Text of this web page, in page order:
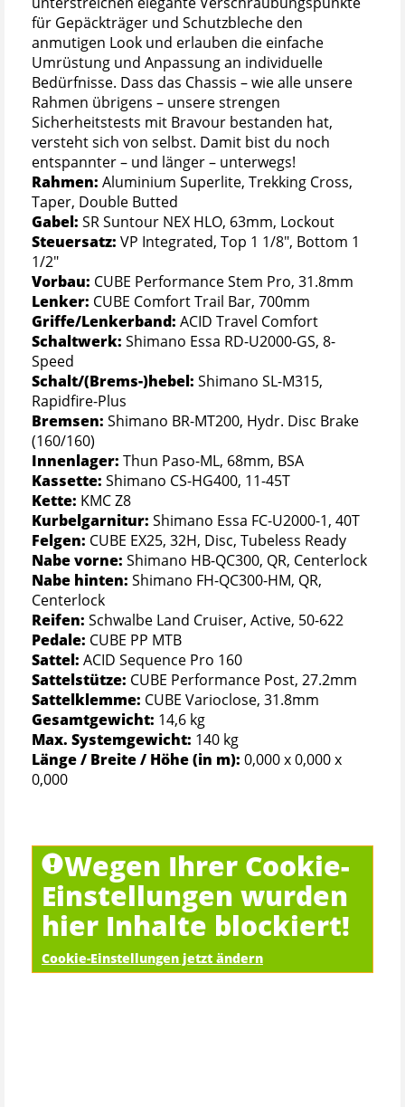
für Gepäckträger und Schutzbleche den
anmutigen Look und erlauben die einfache
Umrüstung und Anpassung an individuelle
Bedürfnisse. Dass das Chassis – wie alle unsere
Rahmen übrigens – unsere strengen
Sicherheitstests mit Bravour bestanden hat,
versteht sich von selbst. Damit bist du noch
entspannter – und länger – unterwegs!
Rahmen: Aluminium Superlite, Trekking Cross,
Taper, Double Butted
Gabel: SR Suntour NEX HLO, 63mm, Lockout
Steuersatz: VP Integrated, Top 1 1/8", Bottom 1
1/2"
Vorbau: CUBE Performance Stem Pro, 31.8mm
Lenker: CUBE Comfort Trail Bar, 700mm
Griffe/Lenkerband: ACID Travel Comfort
Schaltwerk: Shimano Essa RD-U2000-GS, 8-
Speed
Schalt/(Brems-)hebel: Shimano SL-M315,
Rapidfire-Plus
Bremsen: Shimano BR-MT200, Hydr. Disc Brake
(160/160)
Innenlager: Thun Paso-ML, 68mm, BSA
Kassette: Shimano CS-HG400, 11-45T
Kette: KMC Z8
Kurbelgarnitur: Shimano Essa FC-U2000-1, 40T
Felgen: CUBE EX25, 32H, Disc, Tubeless Ready
Nabe vorne: Shimano HB-QC300, QR, Centerlock
Nabe hinten: Shimano FH-QC300-HM, QR,
Centerlock
Reifen: Schwalbe Land Cruiser, Active, 50-622
Pedale: CUBE PP MTB
Sattel: ACID Sequence Pro 160
Sattelstütze: CUBE Performance Post, 27.2mm
Sattelklemme: CUBE Varioclose, 31.8mm
Gesamtgewicht: 14,6 kg
Max. Systemgewicht: 140 kg
Länge / Breite / Höhe (in m): 0,000 x 0,000 x
0,000
Wegen Ihrer Cookie-
Einstellungen wurden
hier Inhalte blockiert!
Cookie-Einstellungen jetzt ändern